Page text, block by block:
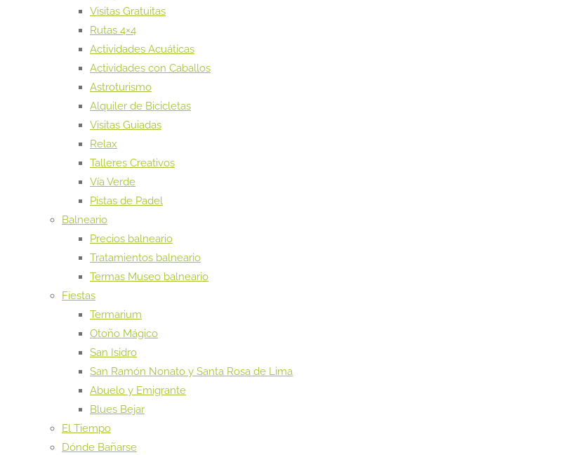
Visitas Gratuitas
Rutas 4×4
Actividades Acuáticas
Actividades con Caballos
Astroturismo
Alquiler de Bicicletas
Visitas Guiadas
Relax
Talleres Creativos
Vía Verde
Pistas de Padel
Balneario
Precios balneario
Tratamientos balneario
Termas Museo balneario
Fiestas
Termarium
Otoño Mágico
San Isidro
San Ramón Nonato y Santa Rosa de Lima
Abuelo y Emigrante
Blues Bejar
El Tiempo
Dónde Bañarse